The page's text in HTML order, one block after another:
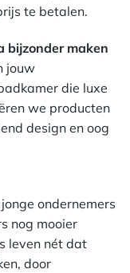
te betalen.
bijzonder maken
jouw
die luxe
we producten
design en oog
ondernemers
nog mooier
leven nét dat
door